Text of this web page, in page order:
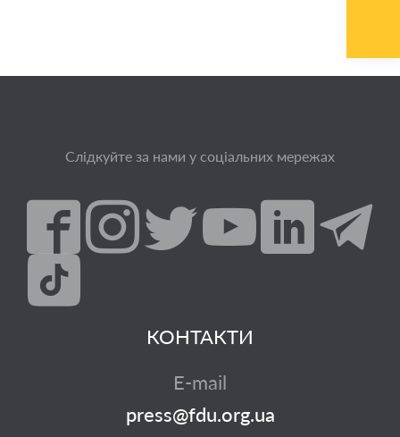
Слідкуйте за нами у соціальних мережах
КОНТАКТИ
E-mail
press@fdu.org.ua